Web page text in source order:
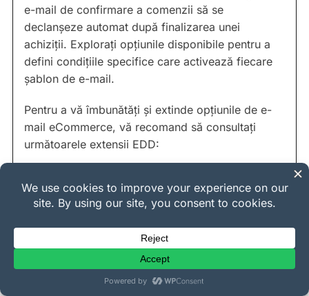
e-mail de confirmare a comenzii să se
declanșeze automat după finalizarea unei
achiziții. Explorați opțiunile disponibile pentru a
defini condițiile specifice care activează fiecare
șablon de e-mail.
Pentru a vă îmbunătăți și extinde opțiunile de e-
mail eCommerce, vă recomand să consultați
următoarele extensii EDD:
Emailuri condiționate
Instrumente suplimentare de e-
mail WordPress
Există o serie de pluginuri WordPress care ajută